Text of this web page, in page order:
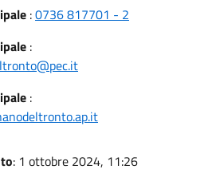
:0736 817701 - 2
:
:
: 1 ottobre 2024, 11:26